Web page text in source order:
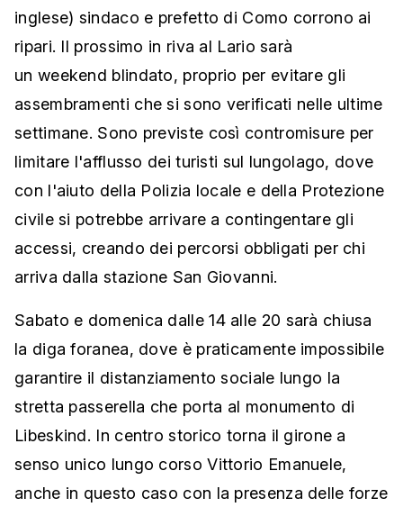
inglese) sindaco e prefetto di Como corrono ai
ripari. Il prossimo in riva al Lario sarà
un weekend blindato, proprio per evitare gli
assembramenti che si sono verificati nelle ultime
settimane. Sono previste così contromisure per
limitare l'afflusso dei turisti sul lungolago, dove
con l'aiuto della Polizia locale e della Protezione
civile si potrebbe arrivare a contingentare gli
accessi, creando dei percorsi obbligati per chi
arriva dalla stazione San Giovanni.
Sabato e domenica dalle 14 alle 20 sarà chiusa
la diga foranea, dove è praticamente impossibile
garantire il distanziamento sociale lungo la
stretta passerella che porta al monumento di
Libeskind. In centro storico torna il girone a
senso unico lungo corso Vittorio Emanuele,
anche in questo caso con la presenza delle forze